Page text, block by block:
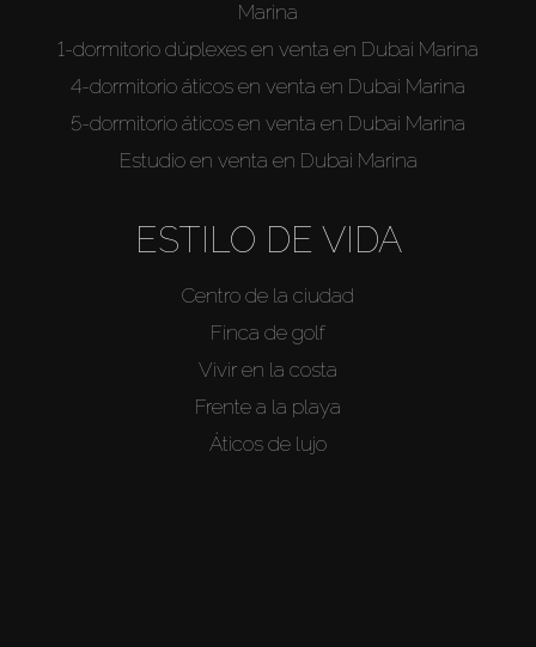
Marina
1-dormitorio dúplexes en venta en Dubai Marina
4-dormitorio áticos en venta en Dubai Marina
5-dormitorio áticos en venta en Dubai Marina
Estudio en venta en Dubai Marina
ESTILO DE VIDA
Centro de la ciudad
Finca de golf
Vivir en la costa
Frente a la playa
Áticos de lujo